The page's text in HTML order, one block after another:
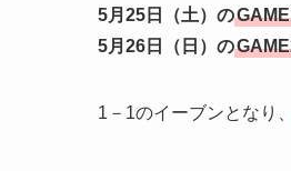
5月25日（土）の
5月26日（日）の
1－1のイーブンとなり、